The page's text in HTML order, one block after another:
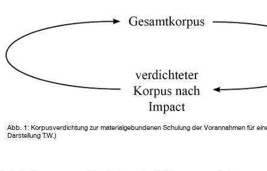
Abb. 1: Korpusverdichtung zur materialgebundenen Schulung der Vorannahmen für
Darstellung T.W.)